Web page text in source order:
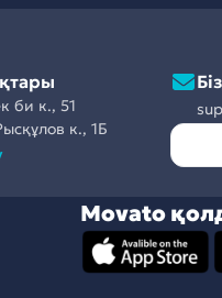
би к., 51
к., 1Б
Movato